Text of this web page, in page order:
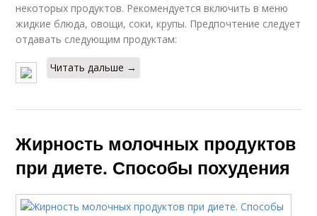
некоторых продуктов. Рекомендуется включить в меню
жидкие блюда, овощи, соки, крупы. Предпочтение следует
отдавать следующим продуктам:
Читать дальше →
Жирность молочных продуктов
при диете. Способы похудения